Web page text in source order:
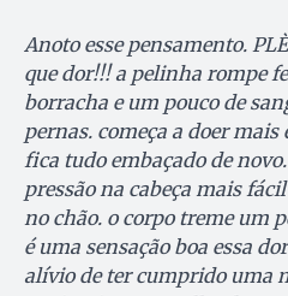
Anoto esse pensamento.
que dor!!! a pelinha rompe
borracha e um pouco de
pernas. começa a doer mais
fica tudo embaçado de
pressão na cabeça mais
no chão. o corpo treme um
é uma sensação boa essa
alívio de ter cumprido uma